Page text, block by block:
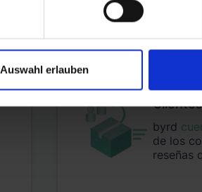
Auswahl erlauben
byrd
de los
reseñas